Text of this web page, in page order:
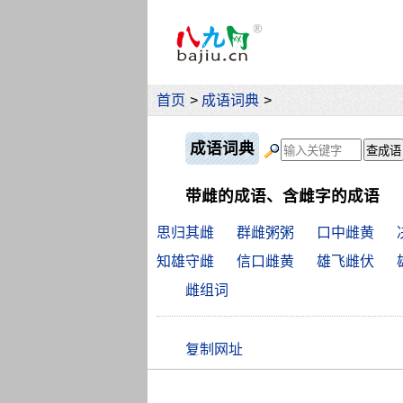
首页 > 成语词典 >
成语词典
带雌的成语、含雌字的成语
思归其雌 群雌粥粥 口中雌黄
知雄守雌
信口雌黄 雄飞雌伏
雌组词